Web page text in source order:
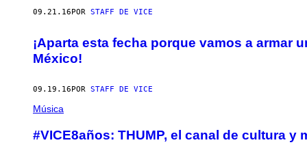
09.21.16 POR STAFF DE VICE
¡Aparta esta fecha porque vamos a armar
México!
09.19.16POR STAFF DE VICE
Música
#VICE8años: THUMP, el canal de cultura y